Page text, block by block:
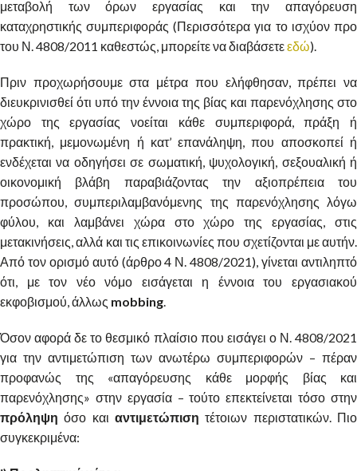
μεταβολή των όρων εργασίας και την απαγόρευση
καταχρηστικής συμπεριφοράς (Περισσότερα για το ισχύον προ
του Ν. 4808/2011 καθεστώς, μπορείτε να διαβάσετεεδώ).
Πριν προχωρήσουμε στα μέτρα που ελήφθησαν, πρέπει να
διευκρινισθεί ότι υπό την έννοια της βίας και παρενόχλησης στο
χώρο της εργασίας νοείται κάθε συμπεριφορά, πράξη ή
πρακτική, μεμονωμένη ή κατ’ επανάληψη, που αποσκοπεί ή
ενδέχεται να οδηγήσει σε σωματική, ψυχολογική, σεξουαλική ή
οικονομική βλάβη παραβιάζοντας την αξιοπρέπεια του
προσώπου, συμπεριλαμβανόμενης της παρενόχλησης λόγω
φύλου, και λαμβάνει χώρα στο χώρο της εργασίας, στις
μετακινήσεις, αλλά και τις επικοινωνίες που σχετίζονται με αυτήν.
Από τον ορισμό αυτό (άρθρο 4 Ν. 4808/2021), γίνεται αντιληπτό
ότι, με τον νέο νόμο εισάγεται η έννοια του εργασιακού
εκφοβισμού, άλλως mobbing.
Όσον αφορά δε το θεσμικό πλαίσιο που εισάγει ο Ν. 4808/2021
για την αντιμετώπιση των ανωτέρω συμπεριφορών – πέραν
προφανώς της «απαγόρευσης κάθε μορφής βίας και
παρενόχλησης» στην εργασία – τούτο επεκτείνεται τόσο στην
πρόληψη όσο και αντιμετώπιση τέτοιων περιστατικών. Πιο
συγκεκριμένα: